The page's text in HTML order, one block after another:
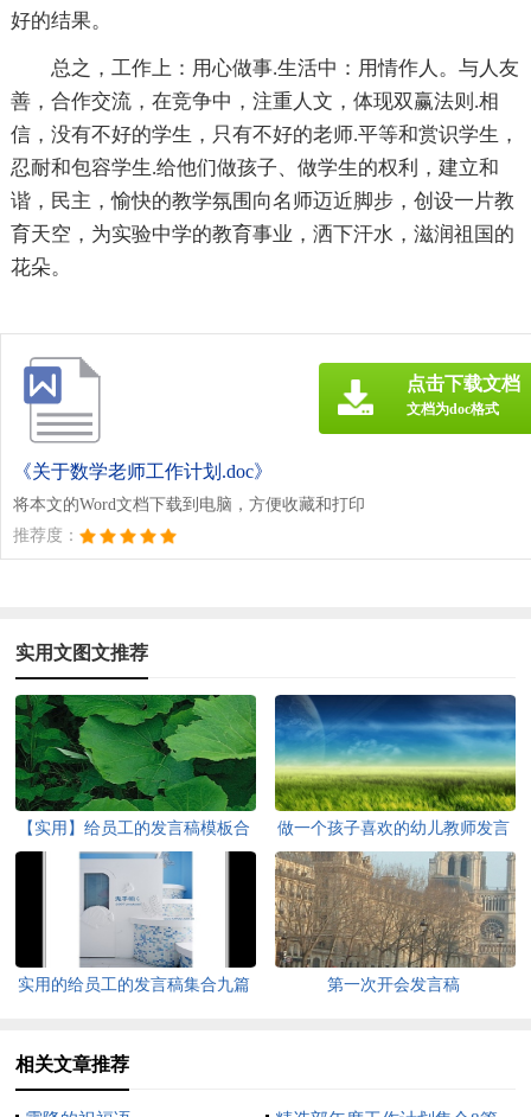
好的结果。
总之，工作上：用心做事.生活中：用情作人。与人友
善，合作交流，在竞争中，注重人文，体现双赢法则.相
信，没有不好的学生，只有不好的老师.平等和赏识学生，
忍耐和包容学生.给他们做孩子、做学生的权利，建立和
谐，民主，愉快的教学氛围向名师迈近脚步，创设一片教
育天空，为实验中学的教育事业，洒下汗水，滋润祖国的
花朵。
《关于数学老师工作计划.doc》
将本文的Word文档下载到电脑，方便收藏和打印
推荐度：
点击下载文档
文档为doc格式
实用文图文推荐
【实用】给员工的发言稿模板合
集8篇
做一个孩子喜欢的幼儿教师发言
稿
实用的给员工的发言稿集合九篇 第一次开会发言稿
相关文章推荐